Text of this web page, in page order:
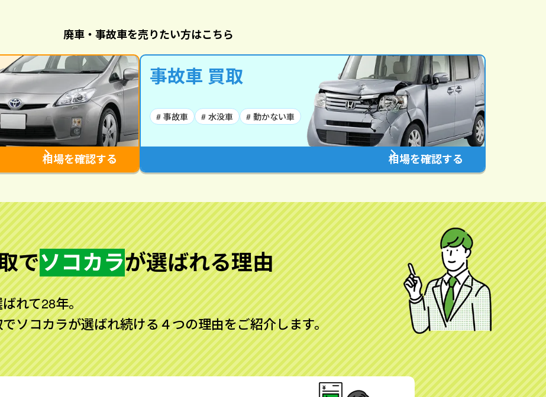
廃車・事故車を売りたい方はこちら
相場を確認する
事故車 買取
# 事故車 # 水没車 # 動かない車
相場を確認する
でソコカラが選ばれる理由
れて28年。
ソコカラが選ばれ続ける４つの理由をご紹介します。